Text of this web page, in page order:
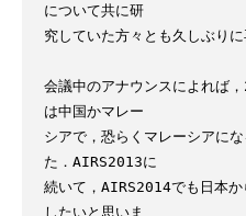
について共に研
究していた方々とも久しぶりに
会議中のアナウンスによれば
は中国かマレー
シアで，恐らくマレーシアに
た．AIRS2013に
続いて，AIRS2014でも日本
したいと思いま